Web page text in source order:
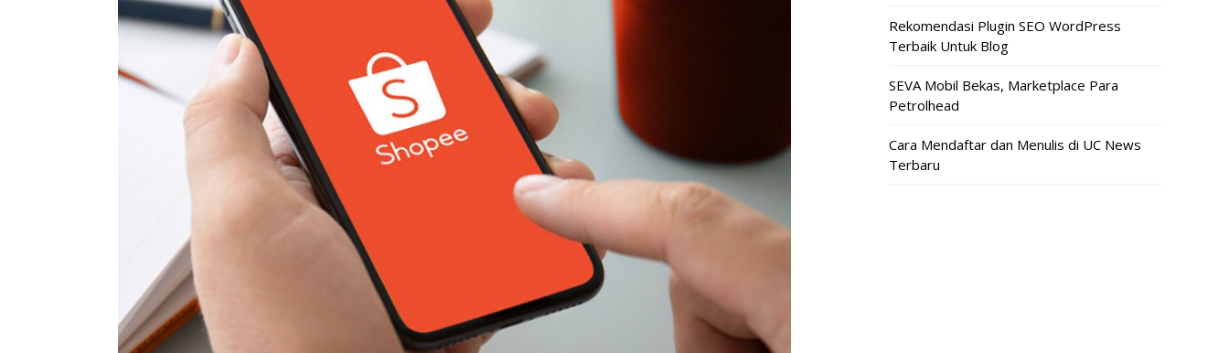
Rekomendasi Plugin SEO WordPress
Terbaik Untuk Blog
SEVA Mobil Bekas, Marketplace Para
Petrolhead
Cara Mendaftar dan Menulis di UC News
Terbaru